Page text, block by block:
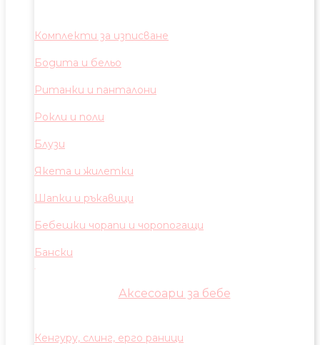
Комплекти за изписване
Бодита и бельо
Ританки и панталони
Рокли и поли
Блузи
Якета и жилетки
Шапки и ръкавици
Бебешки чорапи и чоропогащи
Бански
Аксесоари за бебе
Кенгуру, слинг, ерго раници